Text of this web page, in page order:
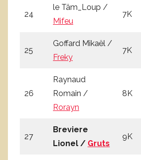
24
le Tâm_Loup /
Mifeu
7K
25
Goffard Mikaël /
Freky
7K
26
Raynaud
Romain /
Rorayn
8K
27
Breviere
Lionel / Gruts
9K